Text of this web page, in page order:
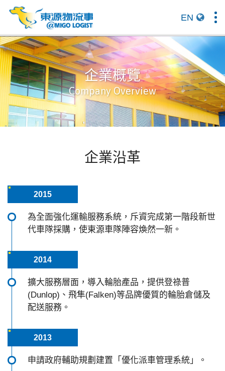
EN
企業概覽
Company Overview
企業沿革
2015
為全面強化運輸服務系統，斥資完成第一階段新世
代車隊採購，使東源車隊陣容煥然一新。
2014
擴大服務層面，導入輪胎產品，提供登祿普
(Dunlop)、飛隼(Falken)等品牌優質的輪胎倉儲及
配送服務。
2013
申請政府輔助規劃建置「優化派車管理系統」。